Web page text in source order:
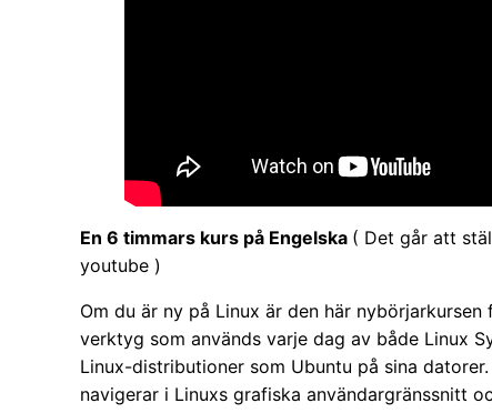
En 6 timmars kurs på Engelska ( Det går att
youtube )
Om du är ny på Linux är den här
verktyg som används varje dag av både Linux
Linux-distributioner som Ubuntu på sina
navigerar i Linuxs grafiska användargränssnitt